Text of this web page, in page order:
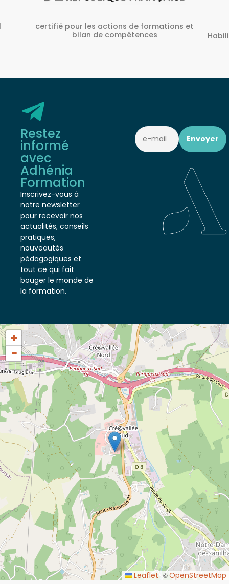
et
Habilité Inrs sous Le N° H38827/2022/SST-
Restez
informé
avec
Adhénia
Formation
Inscrivez-vous à
notre newsletter
pour recevoir nos
actualités, conseils
pratiques,
nouveautés
pédagogiques et
tout ce qui fait
bouger le monde de
+
−